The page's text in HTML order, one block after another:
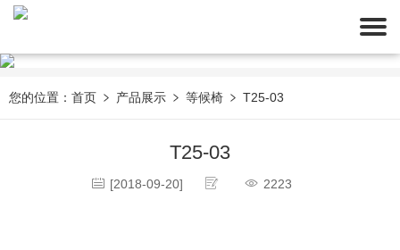
您的位置： 首页 产品展示 等候椅 T25-03
T25-03
[2018-09-20] 2223